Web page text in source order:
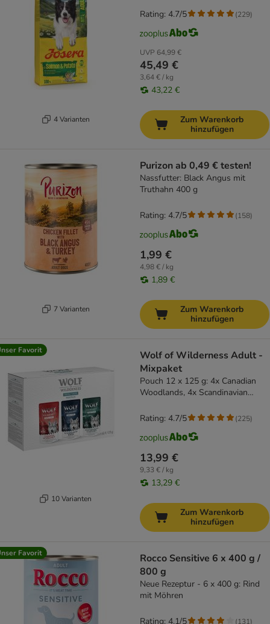
4 Varianten
UVP 64,99 €
45,49 €
3,64 € / kg
43,22 €
Rating: 4.7/5 (229)
Zum Warenkorb
hinzufügen
7 Varianten
Purizon ab 0,49 € testen!
Nassfutter: Black Angus mit
Truthahn 400 g
1,99 €
4,98 € / kg
1,89 €
Rating: 4.7/5 (158)
Zum Warenkorb
hinzufügen
Favorit
10 Varianten
Wolf of Wilderness Adult -
Mixpaket
Pouch 12 x 125 g: 4x Canadian
Woodlands, 4x Scandinavian
Coastlines
13,99 €
9,33 € / kg
13,29 €
Rating: 4.7/5 (225)
Zum Warenkorb
hinzufügen
Favorit
Rocco Sensitive 6 x 400 g /
800 g
Neue Rezeptur - 6 x 400 g: Rind
mit Möhren
Rating: 4.1/5 (131)